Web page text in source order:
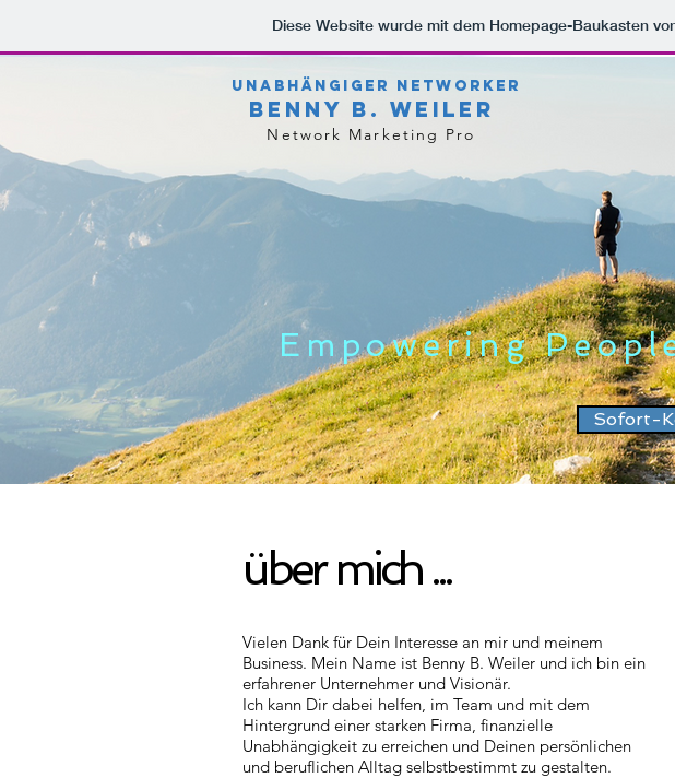
Diese Website wurde mit dem Homepage-Baukasten
Unabhängiger Networker
Benny B. Weiler
Network Marketing Pro
Empowering
Sofort-
über mich ...
Vielen Dank für Dein Interesse an mir und meinem
Business. Mein Name ist Benny B. Weiler und ich bin ein
erfahrener Unternehmer und Visionär.
Ich kann Dir dabei helfen, im Team und mit dem
Hintergrund einer starken Firma, finanzielle
Unabhängigkeit zu erreichen und Deinen persönlichen
und beruflichen Alltag selbstbestimmt zu gestalten.